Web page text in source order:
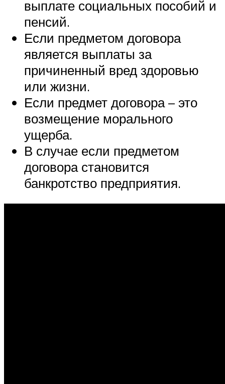
выплате социальных пособий и
пенсий.
Если предметом договора
является выплаты за
причиненный вред здоровью
или жизни.
Если предмет договора – это
возмещение морального
ущерба.
В случае если предметом
договора становится
банкротство предприятия.